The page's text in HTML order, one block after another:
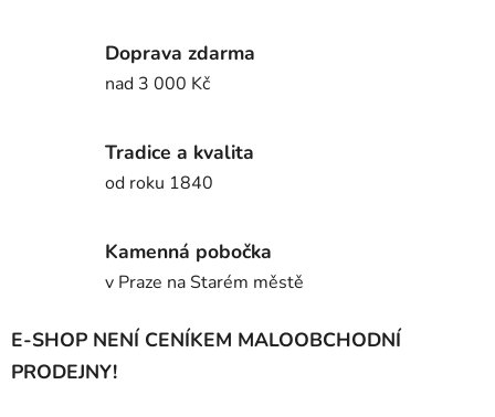
Doprava zdarma
nad 3 000 Kč
Tradice a kvalita
od roku 1840
Kamenná pobočka
v Praze na Starém městě
E-SHOP NENÍ CENÍKEM MALOOBCHODNÍ
PRODEJNY!